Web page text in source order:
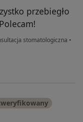
przebiegło
stomatologiczna •